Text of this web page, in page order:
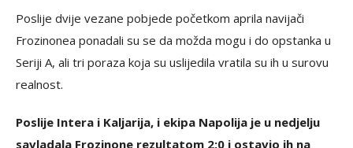
Poslije dvije vezane pobjede početkom aprila navijači
Frozinonea ponadali su se da možda mogu i do opstanka u
Seriji A, ali tri poraza koja su uslijedila vratila su ih u surovu
realnost.
Poslije Intera i Kaljarija, i ekipa Napolija je u nedjelju
savladala Frozinone rezultatom 2:0 i ostavio ih na